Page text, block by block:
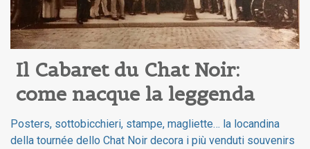
Il Cabaret du Chat Noir:
come nacque la leggenda
Posters, sottobicchieri, stampe, magliette… la locandina
della tournée dello Chat Noir decora i più venduti souvenirs